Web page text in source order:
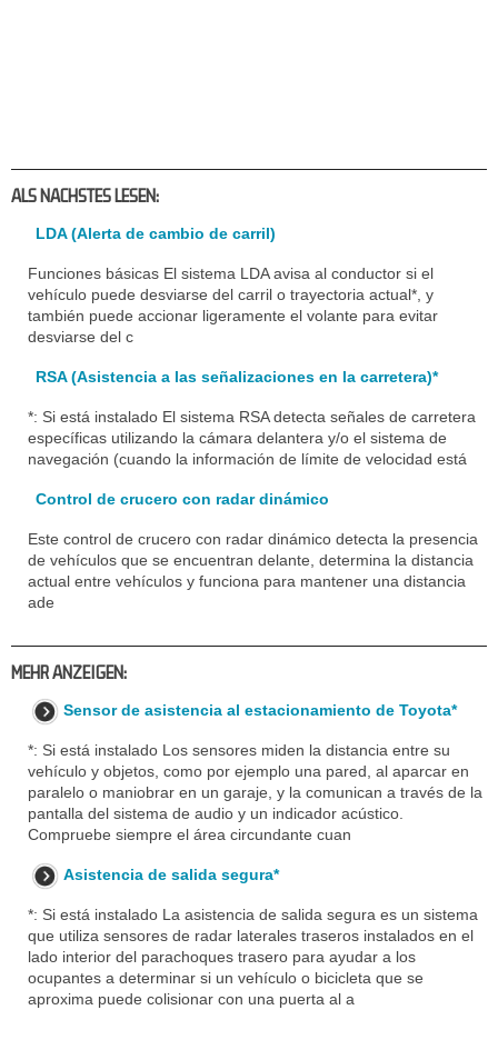
ALS NACHSTES LESEN:
LDA (Alerta de cambio de carril)
Funciones básicas El sistema LDA avisa al conductor si el
vehículo puede desviarse del carril o trayectoria actual*, y
también puede accionar ligeramente el volante para evitar
desviarse del c
RSA (Asistencia a las señalizaciones en la carretera)*
*: Si está instalado El sistema RSA detecta señales de carretera
específicas utilizando la cámara delantera y/o el sistema de
navegación (cuando la información de límite de velocidad está
Control de crucero con radar dinámico
Este control de crucero con radar dinámico detecta la presencia
de vehículos que se encuentran delante, determina la distancia
actual entre vehículos y funciona para mantener una distancia
ade
MEHR ANZEIGEN:
Sensor de asistencia al estacionamiento de Toyota*
*: Si está instalado Los sensores miden la distancia entre su
vehículo y objetos, como por ejemplo una pared, al aparcar en
paralelo o maniobrar en un garaje, y la comunican a través de la
pantalla del sistema de audio y un indicador acústico.
Compruebe siempre el área circundante cuan
Asistencia de salida segura*
*: Si está instalado La asistencia de salida segura es un sistema
que utiliza sensores de radar laterales traseros instalados en el
lado interior del parachoques trasero para ayudar a los
ocupantes a determinar si un vehículo o bicicleta que se
aproxima puede colisionar con una puerta al a